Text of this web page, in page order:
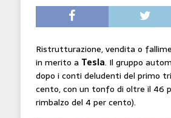
[ 7 Febbraio
viveva nel
Ristrutturazione, vendita o
in merito a Tesla. Il gruppo
dopo i conti deludenti del primo
cento, con un tonfo di oltre il 46
rimbalzo del 4 per cento).